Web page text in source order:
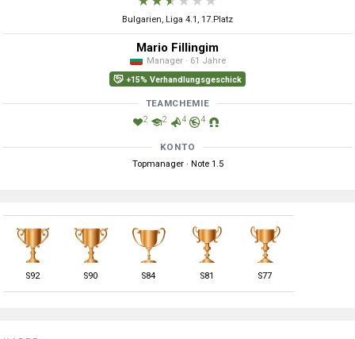
Bulgarien, Liga 4.1, 17.Platz
Mario Fillingim
Manager · 61 Jahre
+15% Verhandlungsgeschick
TEAMCHEMIE
2 2 4 4
KONTO
Topmanager · Note 1.5
S92 S90 S84 S81 S77